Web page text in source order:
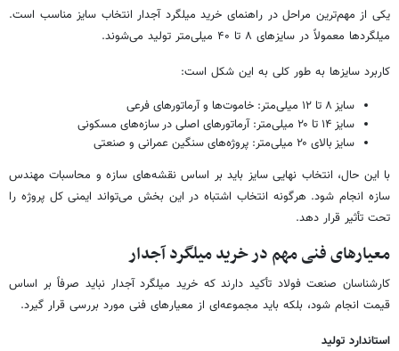
یکی از مهم‌ترین مراحل در راهنمای خرید میلگرد آجدار انتخاب سایز مناسب است.
میلگردها معمولاً در سایزهای ۸ تا ۴۰ میلی‌متر تولید می‌شوند.
کاربرد سایزها به طور کلی به این شکل است:
سایز ۸ تا ۱۲ میلی‌متر: خاموت‌ها و آرماتورهای فرعی
سایز ۱۴ تا ۲۰ میلی‌متر: آرماتورهای اصلی در سازه‌های مسکونی
سایز بالای ۲۰ میلی‌متر: پروژه‌های سنگین عمرانی و صنعتی
با این حال، انتخاب نهایی سایز باید بر اساس نقشه‌های سازه و محاسبات مهندس
سازه انجام شود. هرگونه انتخاب اشتباه در این بخش می‌تواند ایمنی کل پروژه را
تحت تأثیر قرار دهد.
معیارهای فنی مهم در خرید میلگرد آجدار
کارشناسان صنعت فولاد تأکید دارند که خرید میلگرد آجدار نباید صرفاً بر اساس
قیمت انجام شود، بلکه باید مجموعه‌ای از معیارهای فنی مورد بررسی قرار گیرد.
استاندارد تولید